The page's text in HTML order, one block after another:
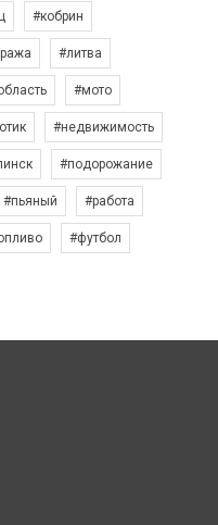
#кобрин
#литва
#мото
#недвижимость
#подорожание
#пьяный #работа
#футбол